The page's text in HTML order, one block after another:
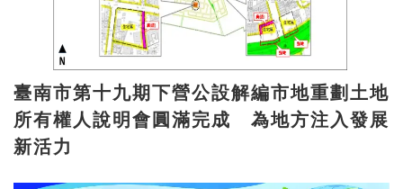
臺南市第十九期下營公設解編市地重劃土地
所有權人說明會圓滿完成 為地方注入發展
新活力